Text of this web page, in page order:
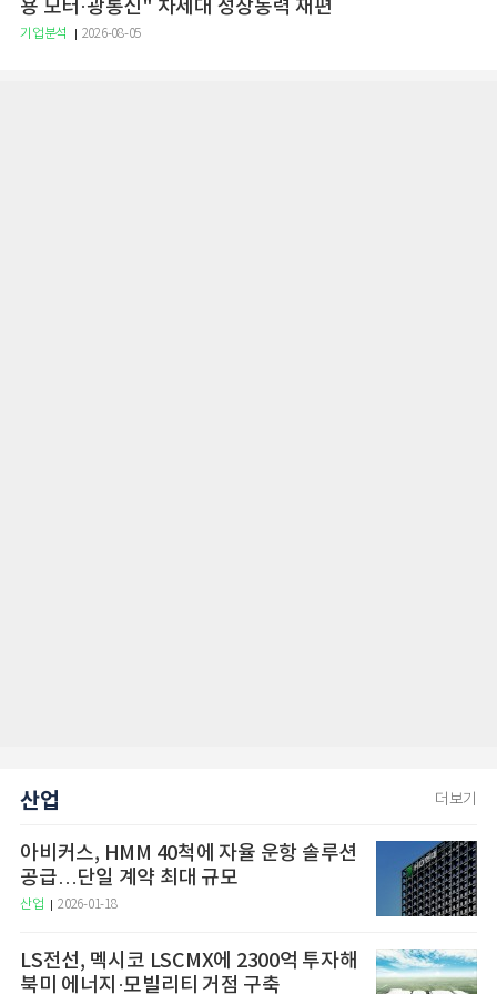
용 모터·광통신" 차세대 성장동력 재편
기업분석 2026-08-05
산업 더보기
아비커스, HMM 40척에 자율 운항 솔루션
공급…단일 계약 최대 규모
산업 2026-01-18
LS전선, 멕시코 LSCMX에 2300억 투자해
북미 에너지·모빌리티 거점 구축